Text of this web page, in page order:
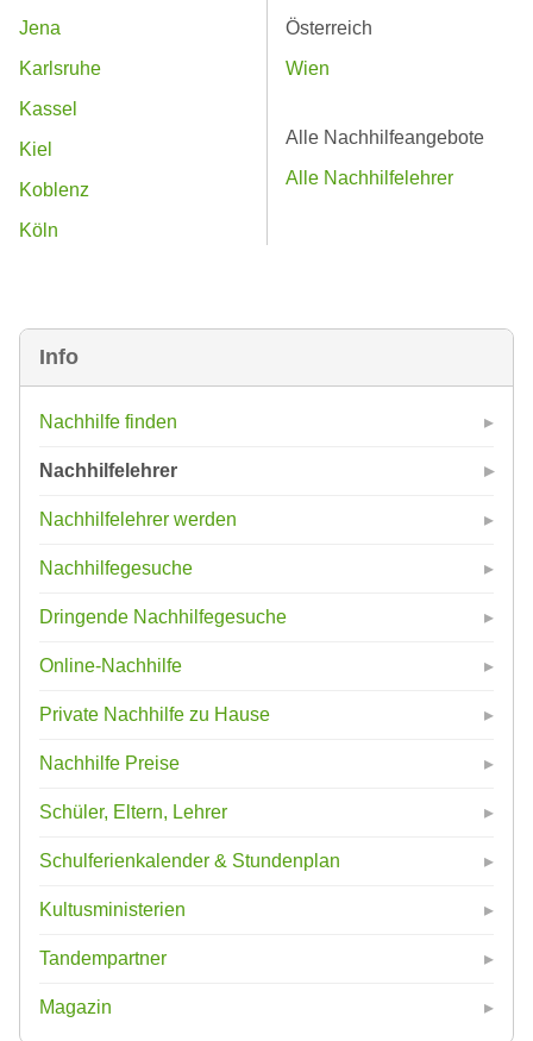
Info
Nachhilfe finden
Nachhilfelehrer
Nachhilfelehrer werden
Nachhilfegesuche
Dringende Nachhilfegesuche
Online-Nachhilfe
Private Nachhilfe zu Hause
Nachhilfe Preise
Schüler, Eltern, Lehrer
Schulferienkalender & Stundenplan
Kultusministerien
Tandempartner
Magazin
Jena
Karlsruhe
Kassel
Kiel
Koblenz
Köln
Österreich
Wien
Alle Nachhilfeangebote
Alle Nachhilfelehrer